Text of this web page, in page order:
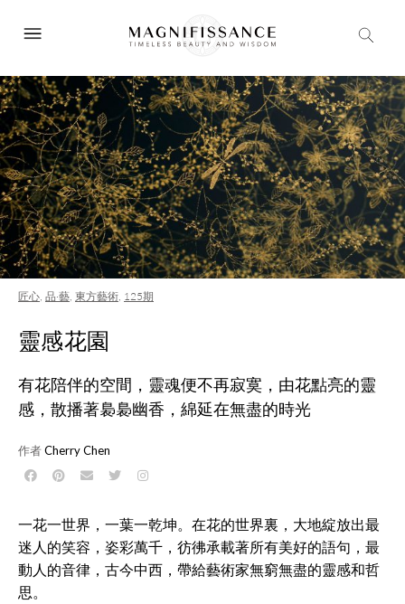
匠心, 品·藝, 東方藝術, 125期
靈感花園
有花陪伴的空間，靈魂便不再寂寞，由花點亮的靈
感，散播著裊裊幽香，綿延在無盡的時光
作者Cherry Chen
一花一世界，一葉一乾坤。在花的世界裏，大地綻放出最
迷人的笑容，姿彩萬千，彷彿承載著所有美好的語句，最
動人的音律，古今中西，帶給藝術家無窮無盡的靈感和哲
思。